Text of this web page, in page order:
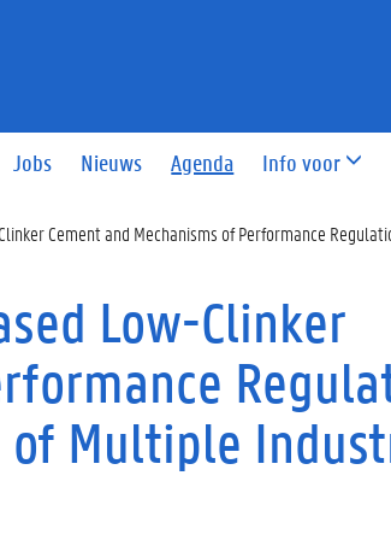
Jobs Nieuws Agenda Info voor
Cement and Mechanisms of Performance
Low-Clinker
Multiple